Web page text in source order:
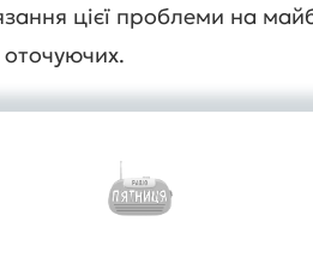
цієї проблеми на
оточуючих.